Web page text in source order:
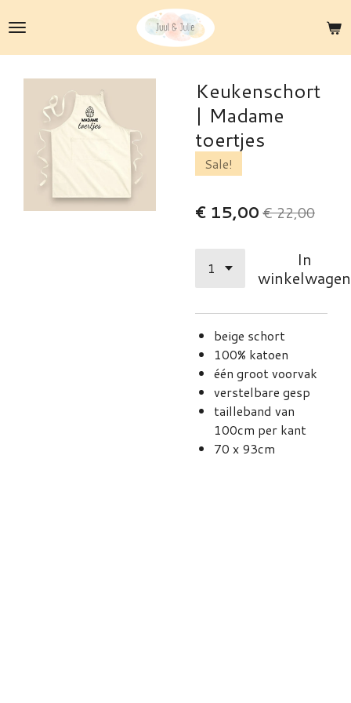
direct
naar
hoofdinhoud
Keukenschort
| Madame
toertjes
Sale!
€ 15,00€ 22,00
In
winkelwagen
beige schort
100% katoen
één groot voorvak
verstelbare gesp
tailleband van
100cm per kant
70 x 93cm